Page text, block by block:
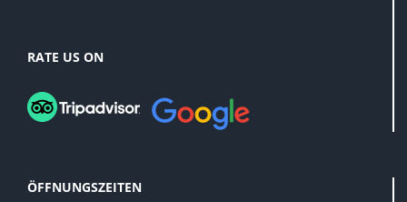
RATE US ON
ÖFFNUNGSZEITEN